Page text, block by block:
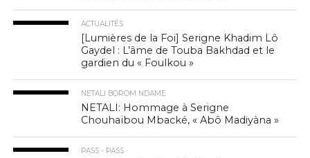
ACTUALITÉS
[Lumières de la Foi] Serigne Khadim Lô
Gaydel : L’âme de Touba Bakhdad et le
gardien du « Foulkou »
NETALI BOROM NDAME
NETALI: Hommage à Serigne
Chouhaïbou Mbacké, « Abô Madiyàna »
PASS - PASS